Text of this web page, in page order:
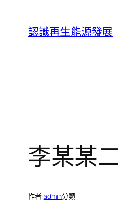
認識再生能源發展
李某某
作者:admin分類: